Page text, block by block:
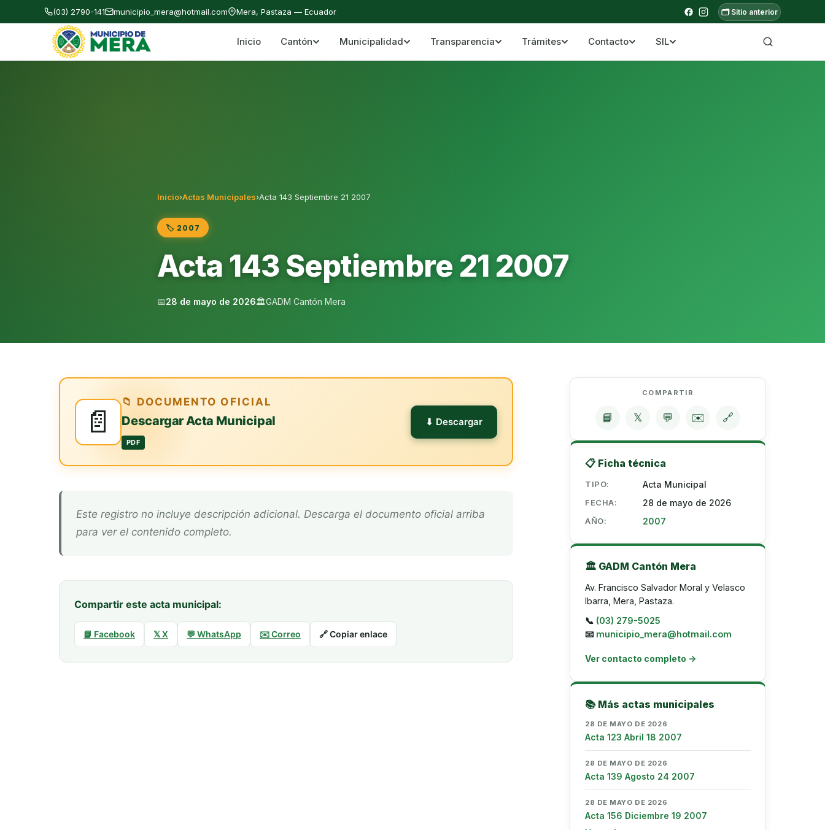
(03) 2790-141 municipio_mera@hotmail.com Mera, Pastaza — Ecuador 🗂️ Sitio anterior
Gobierno Autónomo Descentralizado Municipal del Cantón Mera Cantón Mera · Pastaza · Llanganates y Amazonía ecuatoriana
Inicio Cantón Municipalidad Transparencia Trámites Contacto SIL
Inicio›Actas Municipales›Acta 143 Septiembre 21 2007
🏷️ 2007
Acta 143 Septiembre 21 2007
📅28 de mayo de 2026🏛️GADM Cantón Mera
📄
📁 DOCUMENTO OFICIAL
Descargar Acta Municipal
PDF
⬇ Descargar
Este registro no incluye descripción adicional. Descarga el documento oficial arriba
para ver el contenido completo.
Compartir este acta municipal:
📘 Facebook 𝕏 X 💬 WhatsApp ✉️ Correo 🔗 Copiar enlace
COMPARTIR
📘 𝕏 💬 ✉️ 🔗
📋 Ficha técnica
TIPO: Acta Municipal
FECHA: 28 de mayo de 2026
AÑO: 2007
🏛️ GADM Cantón Mera
Av. Francisco Salvador Moral y Velasco
Ibarra, Mera, Pastaza.
📞 (03) 279-5025
📧 municipio_mera@hotmail.com
Ver contacto completo →
📚 Más actas municipales
28 DE MAYO DE 2026
Acta 123 Abril 18 2007
28 DE MAYO DE 2026
Acta 139 Agosto 24 2007
28 DE MAYO DE 2026
Acta 156 Diciembre 19 2007